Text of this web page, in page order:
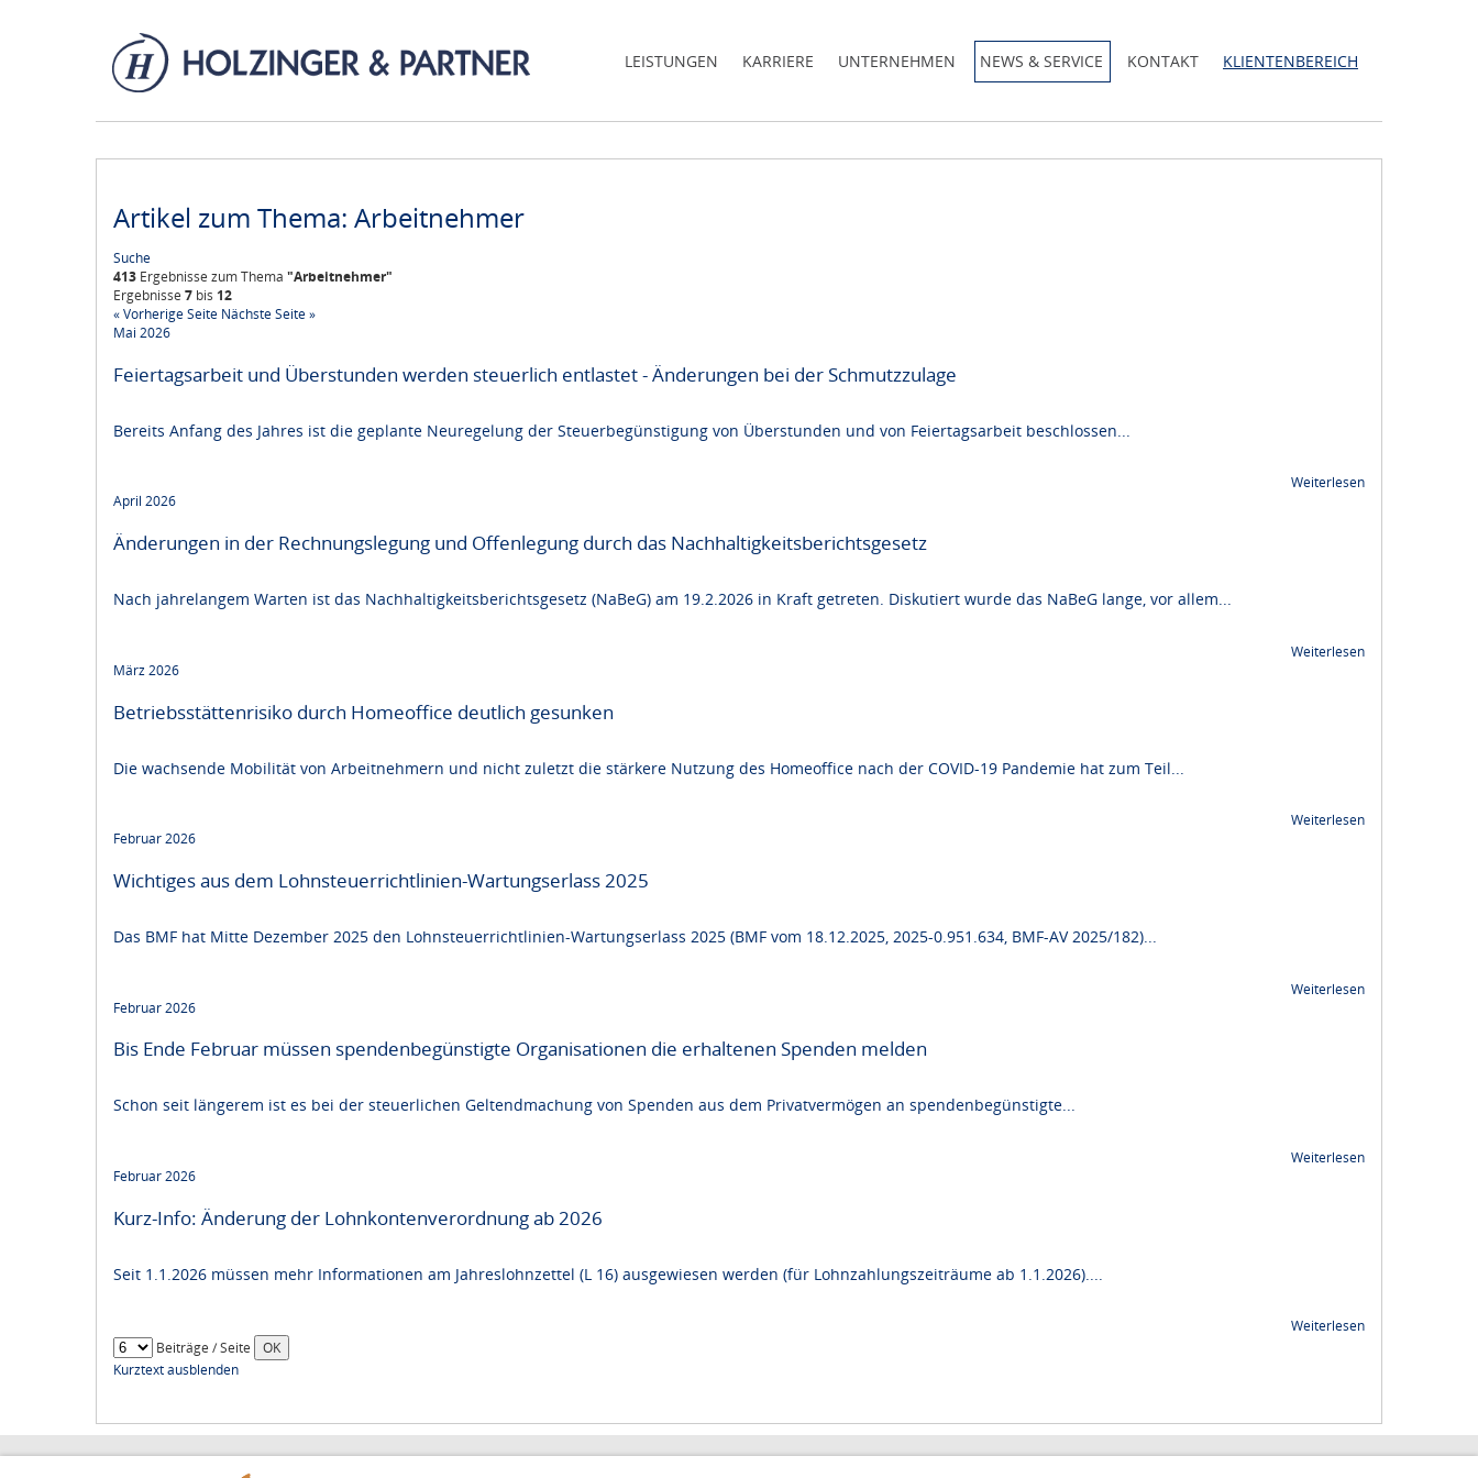
LEISTUNGEN KARRIERE UNTERNEHMEN NEWS & SERVICE KONTAKT KLIENTENBEREICH
Artikel zum Thema: Arbeitnehmer
Suche
413 Ergebnisse zum Thema "Arbeitnehmer"
Ergebnisse 7 bis 12
« Vorherige Seite Nächste Seite »
Mai 2026
Feiertagsarbeit und Überstunden werden steuerlich entlastet - Änderungen bei der Schmutzzulage
Bereits Anfang des Jahres ist die geplante Neuregelung der Steuerbegünstigung von Überstunden und von Feiertagsarbeit beschlossen...
Weiterlesen
April 2026
Änderungen in der Rechnungslegung und Offenlegung durch das Nachhaltigkeits­berichts­gesetz
Nach jahrelangem Warten ist das Nachhaltigkeitsberichtsgesetz (NaBeG) am 19.2.2026 in Kraft getreten. Diskutiert wurde das NaBeG lange, vor allem...
Weiterlesen
März 2026
Betriebsstättenrisiko durch Homeoffice deutlich gesunken
Die wachsende Mobilität von Arbeitnehmern und nicht zuletzt die stärkere Nutzung des Homeoffice nach der COVID-19 Pandemie hat zum Teil...
Weiterlesen
Februar 2026
Wichtiges aus dem Lohnsteuerrichtlinien-Wartungserlass 2025
Das BMF hat Mitte Dezember 2025 den Lohnsteuerrichtlinien-Wartungserlass 2025 (BMF vom 18.12.2025, 2025-0.951.634, BMF-AV 2025/182)...
Weiterlesen
Februar 2026
Bis Ende Februar müssen spendenbegünstigte Organisationen die erhaltenen Spenden melden
Schon seit längerem ist es bei der steuerlichen Geltendmachung von Spenden aus dem Privatvermögen an spendenbegünstigte...
Weiterlesen
Februar 2026
Kurz-Info: Änderung der Lohnkontenverordnung ab 2026
Seit 1.1.2026 müssen mehr Informationen am Jahreslohnzettel (L 16) ausgewiesen werden (für Lohnzahlungszeiträume ab 1.1.2026)....
Weiterlesen
Beiträge / Seite
Kurztext ausblenden